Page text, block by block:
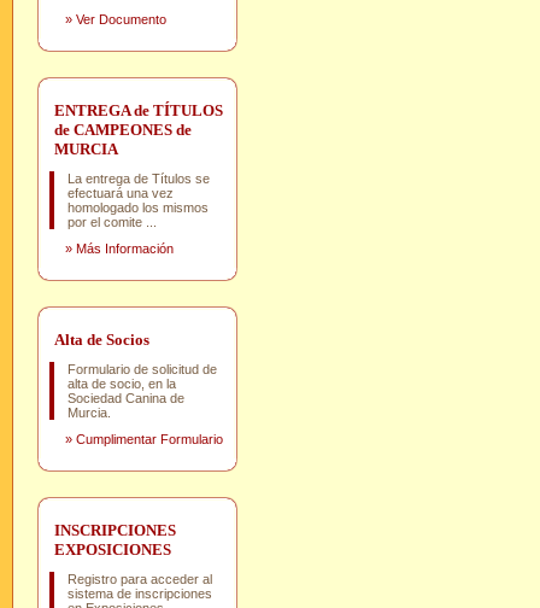
» Ver Documento
ENTREGA de TÍTULOS
de CAMPEONES de
MURCIA
La entrega de Títulos se
efectuará una vez
homologado los mismos
por el comite ...
» Más Información
Alta de Socios
Formulario de solicitud de
alta de socio, en la
Sociedad Canina de
Murcia.
» Cumplimentar Formulario
INSCRIPCIONES
EXPOSICIONES
Registro para acceder al
sistema de inscripciones